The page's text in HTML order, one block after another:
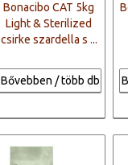
Bonacibo CAT 5kg
Light & Sterilized
csirke szardella s ...
Bővebben / több db